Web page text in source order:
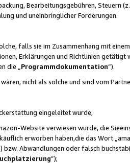
Bearbeitungsgebühren, Steuern
und uneinbringlicher Forderungen.
falls sie im Zusammenhang mit
Erklärungen und Richtlinien
die „ Programmdokumentation“).
nicht als solche und sind vom
eingeleitet wurde;
Website verwiesen wurde, die
erworben haben,die das Wort
Abwandlungen oder falsch
”);